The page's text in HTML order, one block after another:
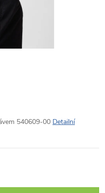
540609-00 Detailní